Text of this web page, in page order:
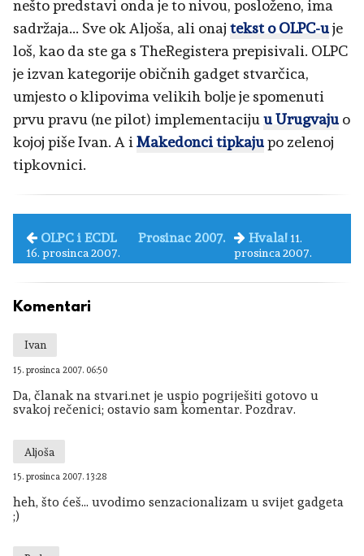
nešto predstavi onda je to nivou, posloženo, ima
sadržaja... Sve ok Aljoša, ali onaj tekst o OLPC-uje
loš, kao da ste ga s TheRegistera prepisivali. OLPC
je izvan kategorije običnih gadget stvarčica,
umjesto o klipovima velikih bolje je spomenuti
prvu pravu (ne pilot) implementaciju u Urugvaju o
kojoj piše Ivan. A i Makedonci tipkajupo zelenoj
tipkovnici.
OLPC i ECDL
16. prosinca 2007.
Prosinac 2007. Hvala! 11.
prosinca 2007.
Komentari
Ivan
15. prosinca 2007. 06:50
Da, članak na stvari.net je uspio pogriješiti gotovo u
svakoj rečenici; ostavio sam komentar. Pozdrav.
Aljoša
15. prosinca 2007. 13:28
heh, što ćeš... uvodimo senzacionalizam u svijet gadgeta
;)